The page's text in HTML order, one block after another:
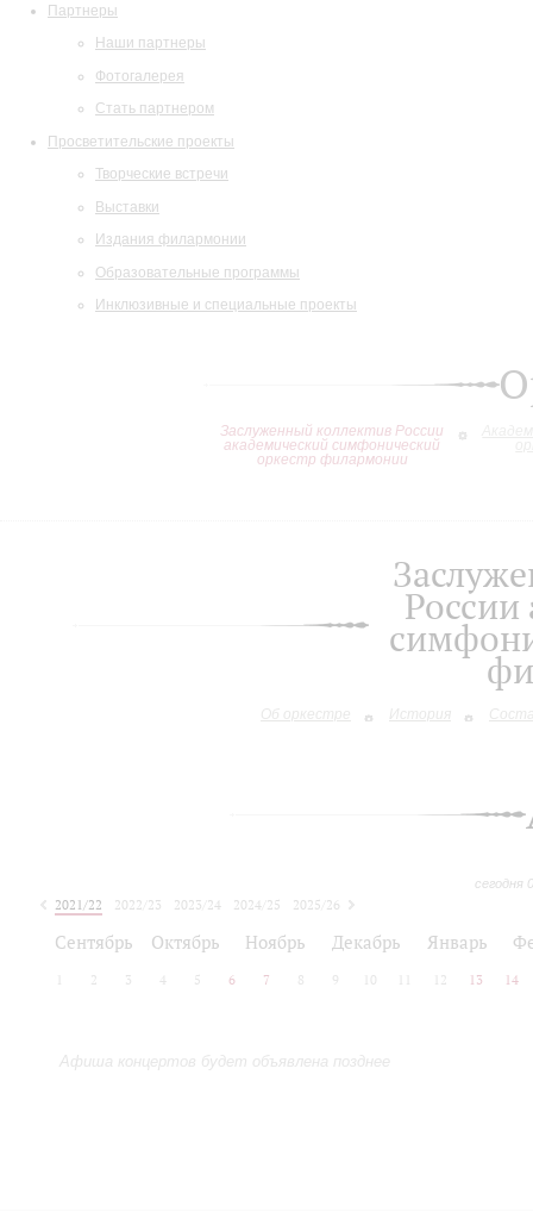
Партнеры
Наши партнеры
Фотогалерея
Стать партнером
Просветительские проекты
Творческие встречи
Выставки
Издания филармонии
Образовательные программы
Инклюзивные и специальные проекты
Заслуженный коллектив России
академический симфонический
оркестр филармонии
Об оркестре История
сегодня
2021/22 2022/23 2023/24 2024/25
2025/26
Сентябрь Октябрь Ноябрь Декабрь Январь
2 3 4 5 6 7 8 9 10 12 13 14
Афиша концертов будет объявлена позднее